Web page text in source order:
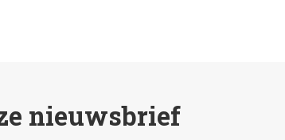
nieuwsbrief